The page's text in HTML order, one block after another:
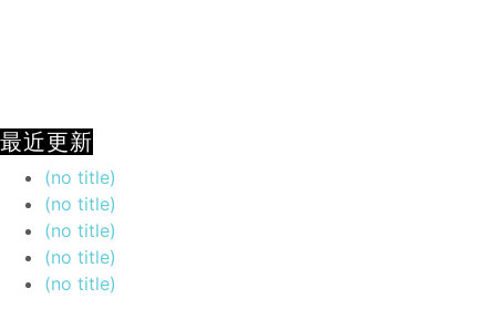
最近更新
(no title)
(no title)
(no title)
(no title)
(no title)